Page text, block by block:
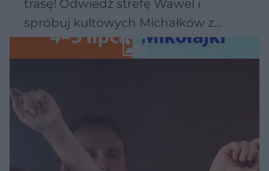
trasę! Odwiedź strefę Wawel i
spróbuj kultowych Michałków z
Wawelu